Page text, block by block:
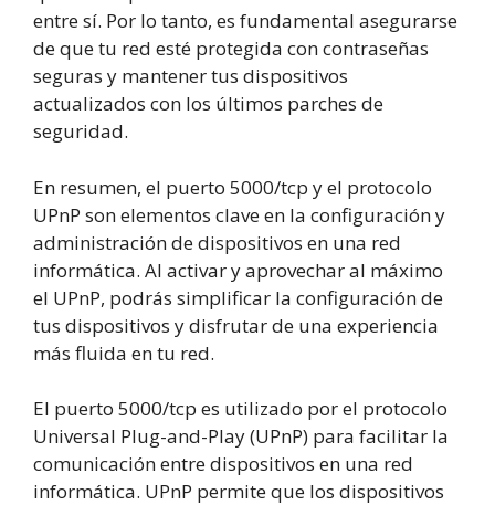
entre sí. Por lo tanto, es fundamental asegurarse
de que tu red esté protegida con contraseñas
seguras y mantener tus dispositivos
actualizados con los últimos parches de
seguridad.
En resumen, el puerto 5000/tcp y el protocolo
UPnP son elementos clave en la configuración y
administración de dispositivos en una red
informática. Al activar y aprovechar al máximo
el UPnP, podrás simplificar la configuración de
tus dispositivos y disfrutar de una experiencia
más fluida en tu red.
El puerto 5000/tcp es utilizado por el protocolo
Universal Plug-and-Play (UPnP) para facilitar la
comunicación entre dispositivos en una red
informática. UPnP permite que los dispositivos